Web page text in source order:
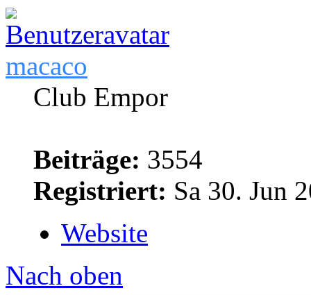
macaco
Club Empor
Beiträge: 3554
Registriert: Sa 30. Jun
Website
Nach oben